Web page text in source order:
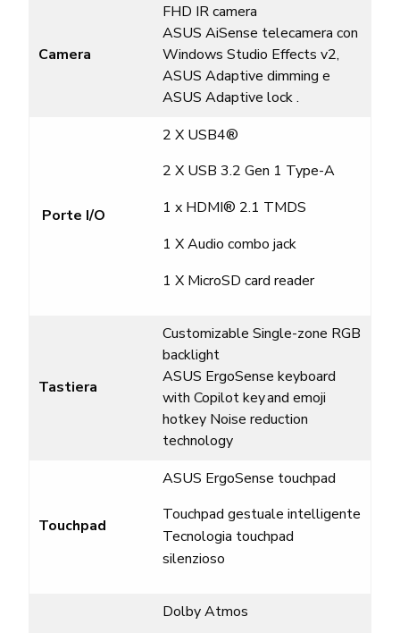
Camera
FHD IR camera
ASUS AiSense telecamera con
Windows Studio Effects v2,
ASUS Adaptive dimming e
ASUS Adaptive lock.
Porte I/O
2 X USB4®
2 X USB 3.2 Gen 1 Type-A
1 x HDMI® 2.1 TMDS
1 X Audio combo jack
1 X MicroSD card reader
Tastiera
Customizable Single-zone RGB
backlight
ASUS ErgoSense keyboard
with Copilot key and emoji
hotkey Noise reduction
technology
Touchpad
ASUS ErgoSense touchpad
Touchpad gestuale intelligente
Tecnologia touchpad
silenzioso
Dolby Atmos